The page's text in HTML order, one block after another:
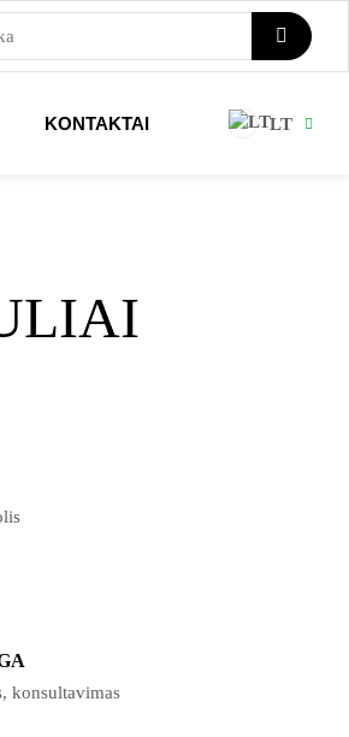
KONTAKTAI LT
konsultavimas